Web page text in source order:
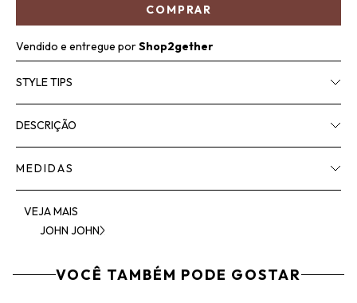
COMPRAR
Vendido e entregue porShop2gether
STYLE TIPS
DESCRIÇÃO
MEDIDAS
VEJA MAIS
JOHN JOHN
VOCÊ TAMBÉM PODE GOSTAR